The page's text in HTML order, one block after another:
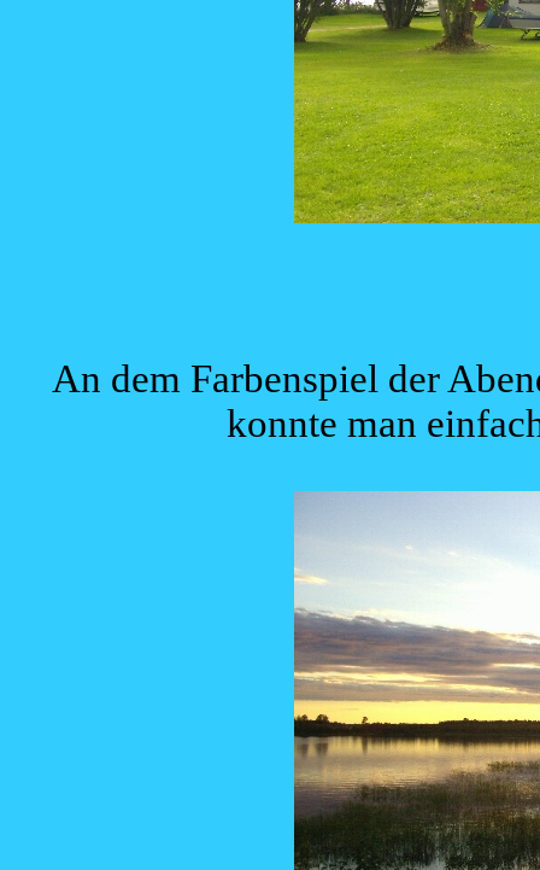
An dem Farbenspiel der
konnte man